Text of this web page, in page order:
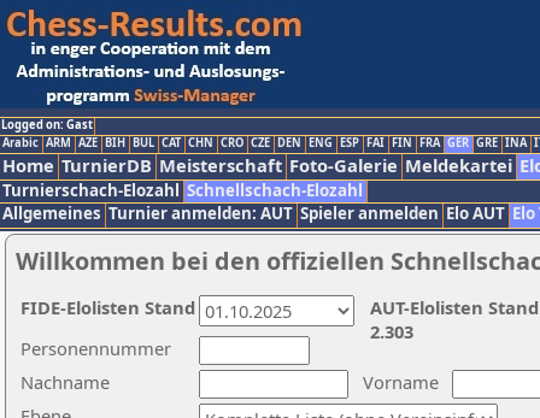
Logged on: Gast
Arabic ARM AZE BIH BUL CAT CHN CRO CZE DEN ENG ESP FAI FIN FRA GER GRE INA
Home TurnierDB Meisterschaft Foto-Galerie Meldekartei
Turnierschach-Elozahl Schnellschach-Elozahl
Allgemeines Turnier anmelden: AUT Spieler anmelden Elo AUT
Willkommen bei den offiziellen
Nachname
Vorname
Personennummer
AUT-Elolisten
2.303
FIDE-Elolisten Stand